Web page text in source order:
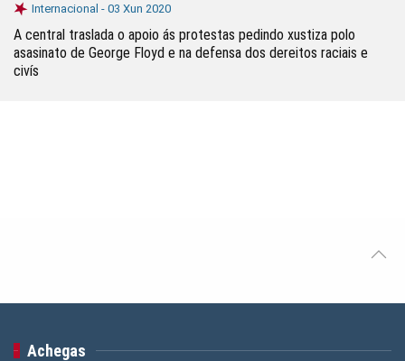
Internacional - 03 Xun 2020
A central traslada o apoio ás protestas pedindo xustiza polo
asasinato de George Floyd e na defensa dos dereitos raciais e
civís
Achegas